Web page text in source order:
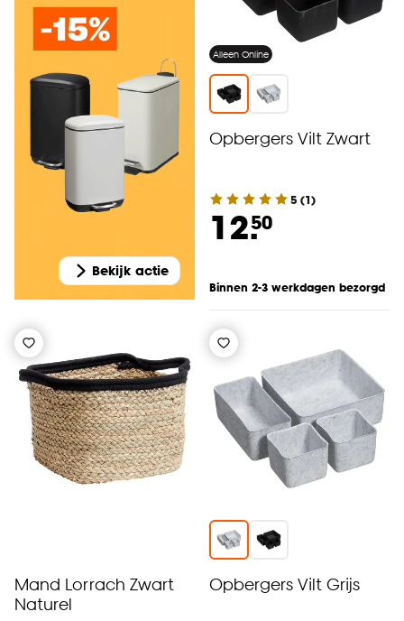
Bekijk actie
Alleen Online
Opbergers Vilt Zwart
5 (1)
12.50
Binnen 2-3 werkdagen bezorgd
Mand Lorrach Zwart
Naturel
Opbergers Vilt Grijs